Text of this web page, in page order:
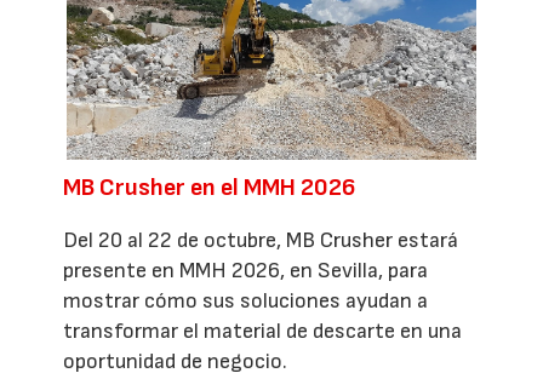
MB Crusher en el MMH 2026
Del 20 al 22 de octubre, MB Crusher estará
presente en MMH 2026, en Sevilla, para
mostrar cómo sus soluciones ayudan a
transformar el material de descarte en una
oportunidad de negocio.